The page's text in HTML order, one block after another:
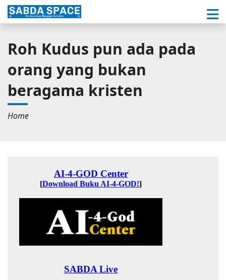
Roh Kudus pun ada pada
orang yang bukan
beragama kristen
Home